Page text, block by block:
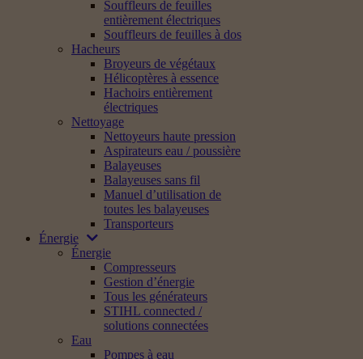
Souffleurs de feuilles
entièrement électriques
Souffleurs de feuilles à dos
Hacheurs
Broyeurs de végétaux
Hélicoptères à essence
Hachoirs entièrement
électriques
Nettoyage
Nettoyeurs haute pression
Aspirateurs eau / poussière
Balayeuses
Balayeuses sans fil
Manuel d’utilisation de
toutes les balayeuses
Transporteurs
Énergie
Énergie
Compresseurs
Gestion d’énergie
Tous les générateurs
STIHL connected /
solutions connectées
Eau
Pompes à eau